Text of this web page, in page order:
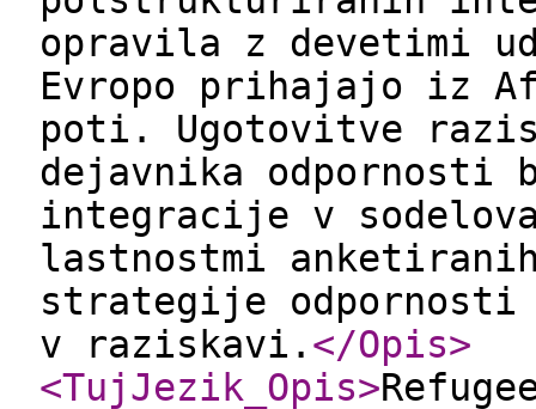
opravila z devetimi
Evropo prihajajo iz
poti. Ugotovitve
dejavnika odpornosti
integracije v
lastnostmi
strategije odpornosti
v raziskavi. </Opis>
<TujJezik_Opis>